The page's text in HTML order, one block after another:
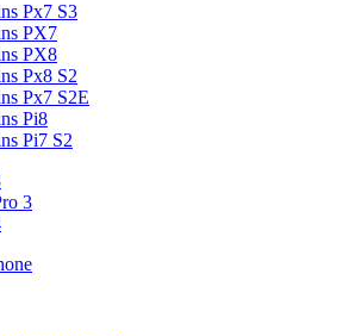
Px7 S3
PX7
PX8
Px8 S2
Px7 S2E
Pi8
Pi7 S2
3